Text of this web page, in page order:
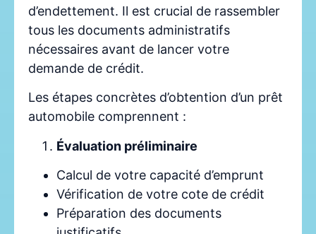
d’endettement. Il est crucial de rassembler
tous les documents administratifs
nécessaires avant de lancer votre
demande de crédit.
Les étapes concrètes d’obtention d’un prêt
automobile comprennent :
Évaluation préliminaire
Calcul de votre capacité d’emprunt
Vérification de votre cote de crédit
Préparation des documents